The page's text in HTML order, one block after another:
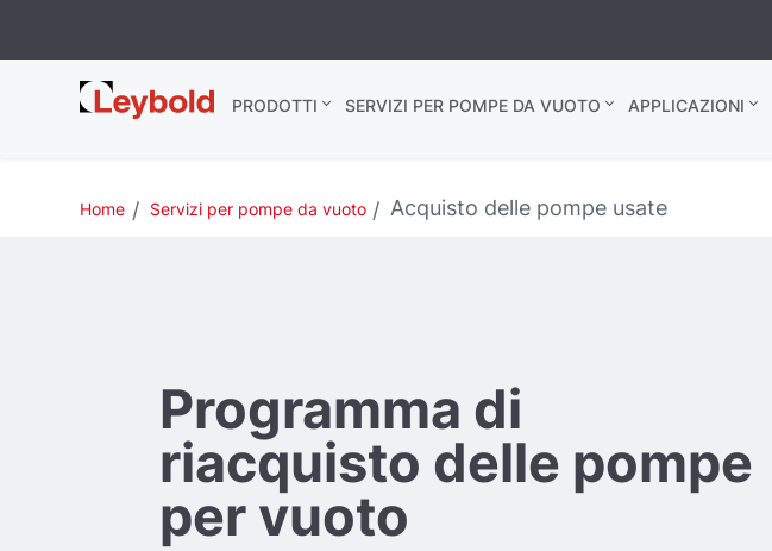
Leybold Italia PRODOTTI SERVIZI PER POMPE DA VUOTO APPLICAZIONI
Home Servizi per pompe da vuoto Acquisto delle pompe usate
Programma di
riacquisto delle pompe
per vuoto